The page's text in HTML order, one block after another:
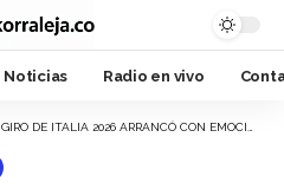
Noticias Radio en vivo
GIRO DE ITALIA 2026 ARRANCÓ CON EMOCIÓN EN BULGARIA